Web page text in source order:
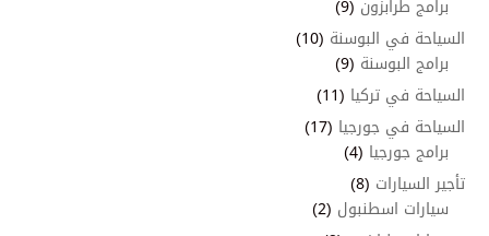
برامج طرابزون (9)
السياحة في البوسنة (10)
برامج البوسنة (9)
السياحة في تركيا (11)
السياحة في جورجيا (17)
برامج جورجيا (4)
تأجير السيارات (8)
سيارات اسطنبول (2)